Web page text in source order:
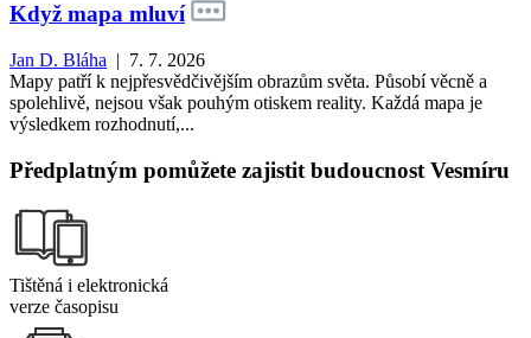
Když mapa mluví
Jan D. Bláha | 7. 7. 2026
Mapy patří k nejpřesvědčivějším obrazům světa. Působí věcně a
spolehlivě, nejsou však pouhým otiskem reality. Každá mapa je
výsledkem rozhodnutí,...
Předplatným pomůžete zajistit budoucnost Vesmíru
Tištěná i elektronická
verze časopisu